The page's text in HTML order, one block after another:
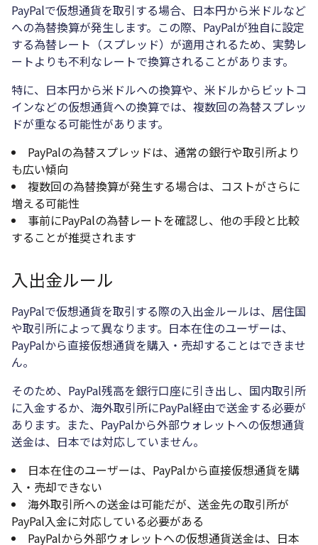
PayPalで仮想通貨を取引する場合、日本円から米ドルなど
への為替換算が発生します。この際、PayPalが独自に設定
する為替レート（スプレッド）が適用されるため、実勢レ
ートよりも不利なレートで換算されることがあります。
特に、日本円から米ドルへの換算や、米ドルからビットコ
インなどの仮想通貨への換算では、複数回の為替スプレッ
ドが重なる可能性があります。
PayPalの為替スプレッドは、通常の銀行や取引所より
も広い傾向
複数回の為替換算が発生する場合は、コストがさらに
増える可能性
事前にPayPalの為替レートを確認し、他の手段と比較
することが推奨されます
入出金ルール
PayPalで仮想通貨を取引する際の入出金ルールは、居住国
や取引所によって異なります。日本在住のユーザーは、
PayPalから直接仮想通貨を購入・売却することはできませ
ん。
そのため、PayPal残高を銀行口座に引き出し、国内取引所
に入金するか、海外取引所にPayPal経由で送金する必要が
あります。また、PayPalから外部ウォレットへの仮想通貨
送金は、日本では対応していません。
日本在住のユーザーは、PayPalから直接仮想通貨を購
入・売却できない
海外取引所への送金は可能だが、送金先の取引所が
PayPal入金に対応している必要がある
PayPalから外部ウォレットへの仮想通貨送金は、日本